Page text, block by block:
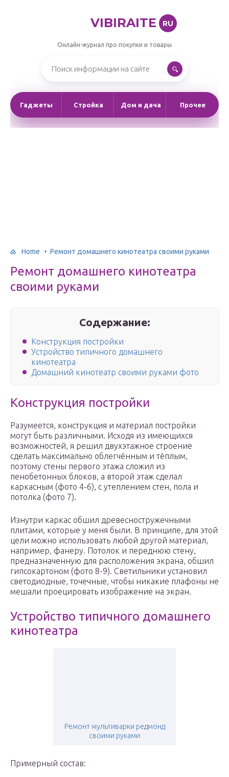
VIBIRAITE RU
Онлайн-журнал про покупки и товары
Гаджеты Стройка Дом и дача Прочее
Home Ремонт домашнего кинотеатра своими руками
Ремонт домашнего кинотеатра
своими руками
Содержание:
Конструкция постройки
Устройство типичного домашнего
кинотеатра
Домашний кинотеатр своими руками фото
Конструкция постройки
Разумеется, конструкция и материал постройки
могут быть различными. Исходя из имеющихся
возможностей, я решил двухэтажное строение
сделать максимально облегчённым и тёплым,
поэтому стены первого этажа сложил из
пенобетонных блоков, а второй этаж сделал
каркасным (фото 4-6), с утеплением стен, пола и
потолка (фото 7).
Изнутри каркас обшил древесностружечными
плитами, которые у меня были. В принципе, для этой
цели можно использовать любой другой материал,
например, фанеру. Потолок и переднюю стену,
предназначенную для расположения экрана, обшил
гипсокартоном (фото 8-9). Светильники установил
светодиодные, точечные, чтобы никакие плафоны не
мешали проецировать изображение на экран.
Устройство типичного домашнего
кинотеатра
Ремонт мультиварки редмонд
своими руками
Примерный состав: